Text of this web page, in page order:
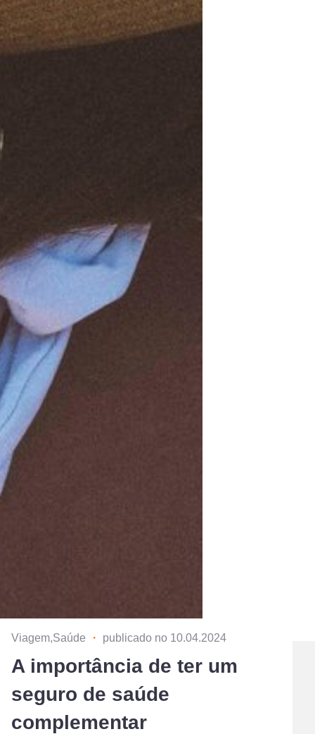
Viagem,Saúde ・ publicado no 10.04.2024
A importância de ter um
seguro de saúde
complementar